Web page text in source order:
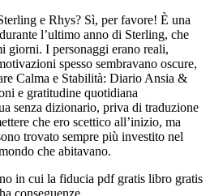
e Rhys? Sì, per favore! È una
l’ultimo anno di Sterling, che
giorni. I personaggi erano reali,
spesso sembravano oscure,
Calma e Stabilità: Diario Ansia &
e gratitudine quotidiana
senza dizionario, priva di traduzione
che ero scettico all’inizio, ma
trovato sempre più investito nel
che abitavano.
in cui la fiducia pdf gratis libro gratis
conseguenze.